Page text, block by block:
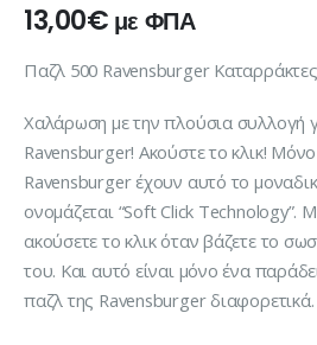
13,00€ με ΦΠΑ
Παζλ 500 Ravensburger Καταρράκτες
Χαλάρωση με την πλούσια συλλογή
Ravensburger! Ακούστε το κλικ!
Ravensburger έχουν αυτό το
ονομάζεται “Soft Click Technology”.
ακούσετε το κλικ όταν βάζετε το
του. Και αυτό είναι μόνο ένα
παζλ της Ravensburger διαφορετικά.